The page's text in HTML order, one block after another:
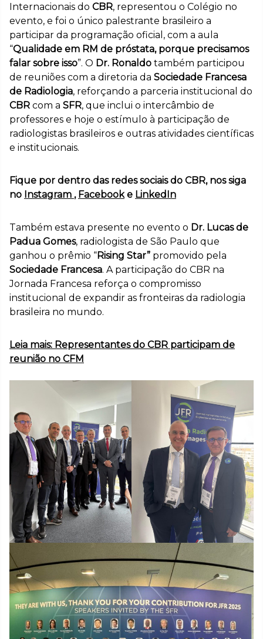
Internacionais do CBR, representou o Colégio no
evento, e foi o único palestrante brasileiro a
participar da programação oficial, com a aula
“Qualidade em RM de próstata, porque precisamos
falar sobre isso”. O Dr. Ronaldo também participou
de reuniões com a diretoria da Sociedade Francesa
de Radiologia, reforçando a parceria institucional do
CBR com a SFR, que inclui o intercâmbio de
professores e hoje o estímulo à participação de
radiologistas brasileiros e outras atividades científicas
e institucionais.
Fique por dentro das redes sociais do CBR, nos siga
no Instagram , Facebooke LinkedIn
Também estava presente no evento o Dr. Lucas de
Padua Gomes, radiologista de São Paulo que
ganhou o prêmio “Rising Star” promovido pela
Sociedade Francesa. A participação do CBR na
Jornada Francesa reforça o compromisso
institucional de expandir as fronteiras da radiologia
brasileira no mundo.
Leia mais: Representantes do CBR participam de
reunião no CFM